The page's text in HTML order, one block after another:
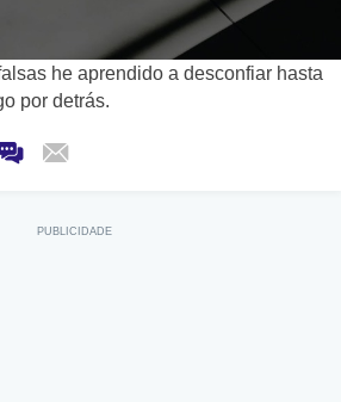
he aprendido a desconfiar hasta
por detrás.